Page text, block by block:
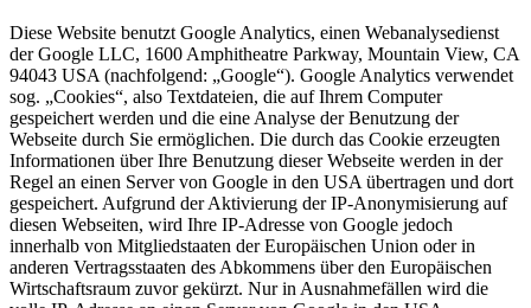
Diese Website benutzt Google Analytics, einen Webanalysedienst
der Google LLC, 1600 Amphitheatre Parkway, Mountain View, CA
94043 USA (nachfolgend: „Google“). Google Analytics verwendet
sog. „Cookies“, also Textdateien, die auf Ihrem Computer
gespeichert werden und die eine Analyse der Benutzung der
Webseite durch Sie ermöglichen. Die durch das Cookie erzeugten
Informationen über Ihre Benutzung dieser Webseite werden in der
Regel an einen Server von Google in den USA übertragen und dort
gespeichert. Aufgrund der Aktivierung der IP-Anonymisierung auf
diesen Webseiten, wird Ihre IP-Adresse von Google jedoch
innerhalb von Mitgliedstaaten der Europäischen Union oder in
anderen Vertragsstaaten des Abkommens über den Europäischen
Wirtschaftsraum zuvor gekürzt. Nur in Ausnahmefällen wird die